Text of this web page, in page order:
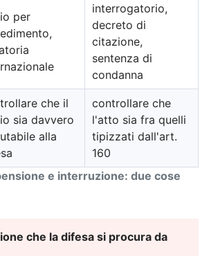
e interruzione: due cose
per
interrogatorio,
decreto di
citazione,
sentenza di
condanna
che il
sia davvero
alla
controllare che
l'atto sia fra quelli
tipizzati dall'art.
160
che la difesa si procura da